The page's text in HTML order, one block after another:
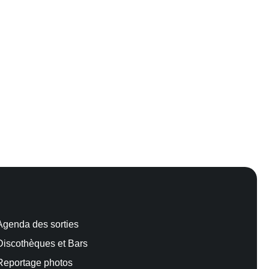
des sorties
et Bars
photos